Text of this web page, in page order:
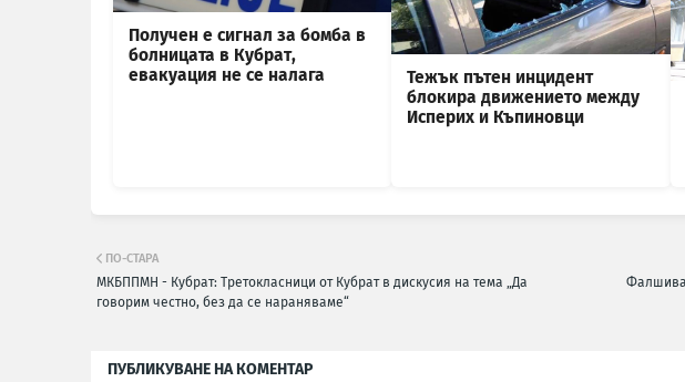
Получен е сигнал за бомба в
болницата в Кубрат,
евакуация не се налага
Тежък пътен инцидент
блокира движението между
Исперих и Къпиновци
Фалшива
ПО-СТАРА
МКБППМН - Кубрат: Третокласници от Кубрат в дискусия на тема „Да
говорим честно, без да се нараняваме“
ПУБЛИКУВАНЕ НА КОМЕНТАР